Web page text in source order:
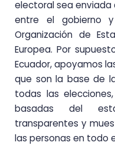
electoral sea enviada
entre el gobierno
Organización de
Europea. Por
Ecuador, apoyamos
que son la base de
todas las
basadas del
transparentes y
las personas en todo